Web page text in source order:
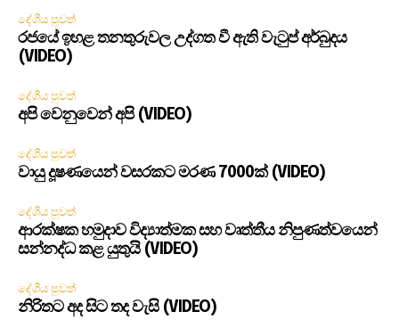
දේශීය පුවත්
රජයේ ඉහළ තනතුරුවල උද්ගත වී ඇති වැටුප් අර්බුදය
(VIDEO)
දේශීය පුවත්
අපි වෙනුවෙන් අපි (VIDEO)
දේශීය පුවත්
වායු දූෂණයෙන් වසරකට මරණ 7000ක් (VIDEO)
දේශීය පුවත්
ආරක්ෂක හමුදාව විද්‍යාත්මක සහ වෘත්තීය නිපුණත්වයෙන්
සන්නද්ධ කළ යුතුයි (VIDEO)
දේශීය පුවත්
නිරිතට අද සිට තද වැසි (VIDEO)